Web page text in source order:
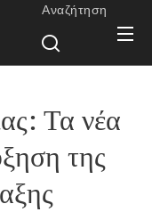
Αναζήτηση
Τα νέα
της